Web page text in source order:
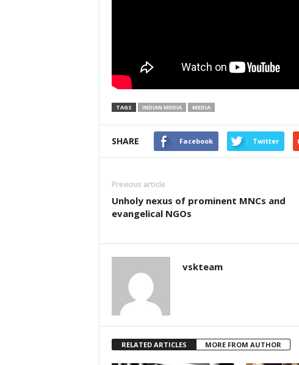
TAGS INDIAN MEDIA MEDIA
SHARE Facebook Twitter
Previous article
Unholy nexus of prominent MNCs and
evangelical NGOs
vskteam
RELATED ARTICLES MORE FROM AUTHOR